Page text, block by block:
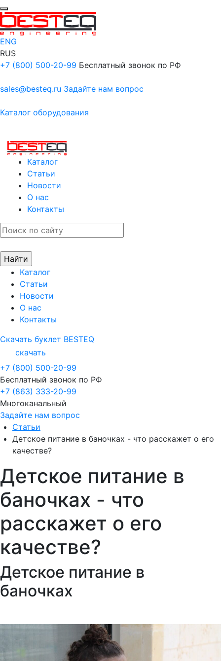
ENG
RUS
+7 (800) 500-20-99 Бесплатный звонок по РФ
sales@besteq.ru Задайте нам вопрос
Каталог оборудования
Каталог
Статьи
Новости
О нас
Контакты
Каталог
Статьи
Новости
О нас
Контакты
Скачать буклет BESTEQ
скачать
+7 (800) 500-20-99
Бесплатный звонок по РФ
+7 (863) 333-20-99
Многоканальный
Задайте нам вопрос
Статьи
Детское питание в баночках - что расскажет о его
качестве?
Детское питание в
баночках - что
расскажет о его
качестве?
Детское питание в
баночках